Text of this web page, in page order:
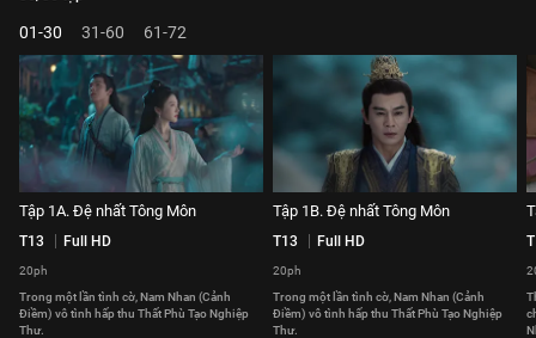
01-30 31-60 61-72
Tập 1A. Đệ nhất Tông Môn
T13 Full HD
20ph
Trong một lần tình cờ, Nam Nhan (Cảnh
Điềm) vô tình hấp thu Thất Phù Tạo Nghiệp
Thư.
Tập 1B. Đệ nhất Tông Môn
T13 Full HD
20ph
Trong một lần tình cờ, Nam Nhan (Cảnh
Điềm) vô tình hấp thu Thất Phù Tạo Nghiệp
Thư.